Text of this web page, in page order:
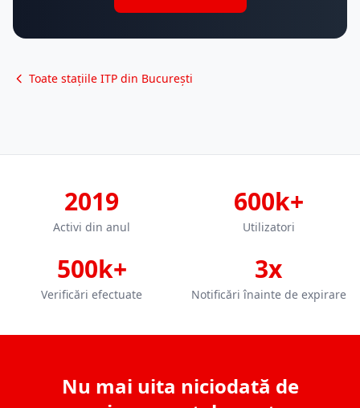
Toate stațiile ITP din București
2019
Activi din anul
600k+
Utilizatori
500k+
Verificări efectuate
3x
Notificări înainte de expirare
Nu mai uita niciodată de